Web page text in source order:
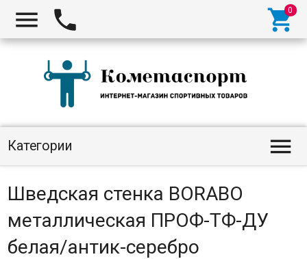
  
Категории 
Шведская стенка BORABO
металлическая ПРОФ-ТФ-ДУ
белая/антик-серебро